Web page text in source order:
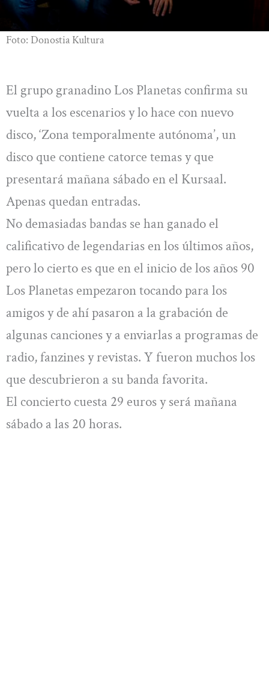
Foto: Donostia Kultura
El grupo granadino Los Planetas confirma su
vuelta a los escenarios y lo hace con nuevo
disco, ‘Zona temporalmente autónoma’, un
disco que contiene catorce temas y que
presentará mañana sábado en el Kursaal.
Apenas quedan entradas.
No demasiadas bandas se han ganado el
calificativo de legendarias en los últimos años,
pero lo cierto es que en el inicio de los años 90
Los Planetas empezaron tocando para los
amigos y de ahí pasaron a la grabación de
algunas canciones y a enviarlas a programas de
radio, fanzines y revistas. Y fueron muchos los
que descubrieron a su banda favorita.
El concierto cuesta 29 euros y será mañana
sábado a las 20 horas.